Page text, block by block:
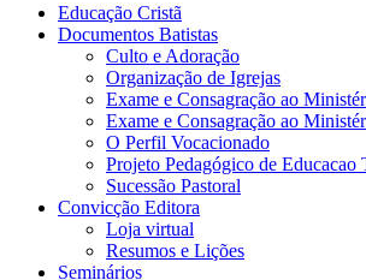
Educação Cristã
Documentos Batistas
Culto e Adoração
Organização de Igrejas
Exame e Consagração ao
Exame e Consagração ao
O Perfil Vocacionado
Projeto Pedagógico de
Sucessão Pastoral
Convicção Editora
Loja virtual
Resumos e Lições
Seminários